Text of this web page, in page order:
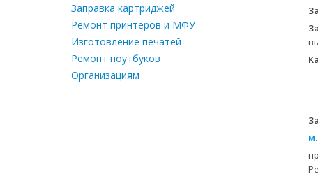
Заправка картриджей
Ремонт принтеров и МФУ
Изготовление печатей
Ремонт ноутбуков
Организациям